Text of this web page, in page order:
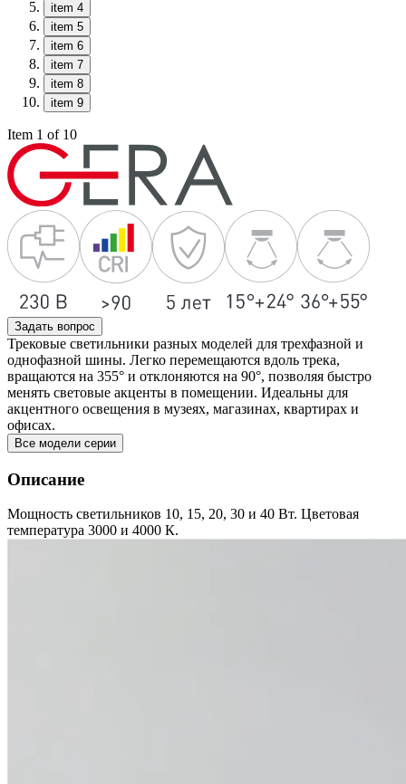
item 4
item 5
item 6
item 7
item 8
item 9
Item 1 of 10
Задать вопрос
Трековые светильники разных моделей для трехфазной и
однофазной шины. Легко перемещаются вдоль трека,
вращаются на 355° и отклоняются на 90°, позволяя быстро
менять световые акценты в помещении. Идеальны для
акцентного освещения в музеях, магазинах, квартирах и
офисах.
Все модели серии
Описание
Мощность светильников 10, 15, 20, 30 и 40 Вт. Цветовая
температура 3000 и 4000 К.